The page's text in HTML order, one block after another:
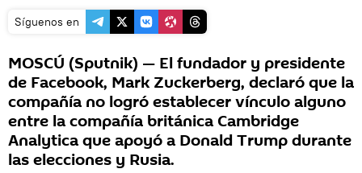
Síguenos en
MOSCÚ (Sputnik) — El fundador y presidente
de Facebook, Mark Zuckerberg, declaró que la
compañía no logró establecer vínculo alguno
entre la compañía británica Cambridge
Analytica que apoyó a Donald Trump durante
las elecciones y Rusia.